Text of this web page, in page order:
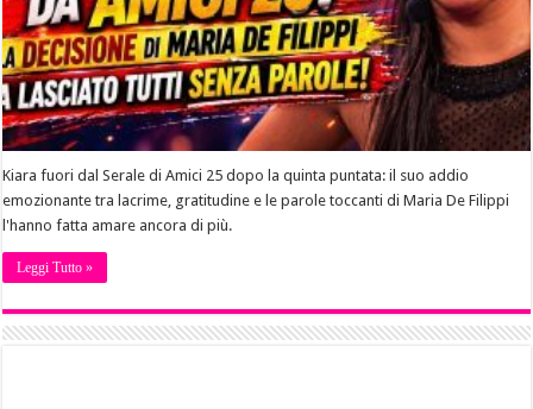
Kiara fuori dal Serale di Amici 25 dopo la quinta puntata: il suo addio
emozionante tra lacrime, gratitudine e le parole toccanti di Maria De Filippi
l'hanno fatta amare ancora di più.
Leggi Tutto »